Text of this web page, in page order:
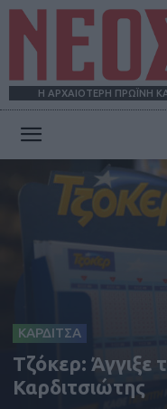
Η ΑΡΧΑΙΟΤΕΡΗ ΠΡΩΪΝΗ
ΚΑΡΔΙΤΣΑ
Τζόκερ: Άγγιξε
Καρδιτσιώτης